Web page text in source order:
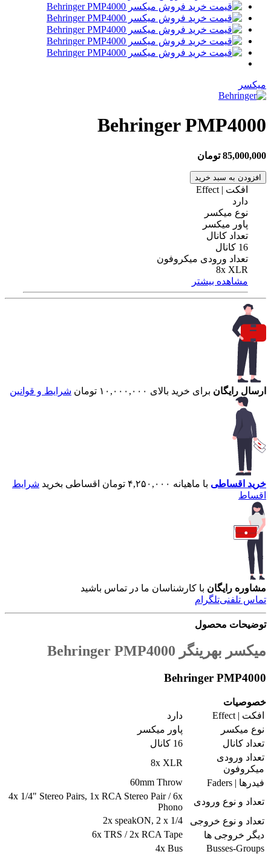
میکسر
Behringer PMP4000
85,000,000 تومان
افزودن به سبد خرید
افکت | Effect
دارد
نوع میکسر
پاور میکسر
تعداد کانال
16 کانال
تعداد ورودی میکروفون
8x XLR
مشاهده بیشتر
ارسال رایگان برای خرید بالای ۱۰,۰۰۰,۰۰۰ تومان شرایط و قوانین
خرید اقساطی با ماهیانه ۴,۲۵۰,۰۰۰ تومان اقساطی بخرید
شرایط
اقساط
مشاوره رایگان با کارشناسان ما در تماس باشید
تماس تلفنیتلگرام
توضیحات محصول
میکسر بهرینگر Behringer PMP4000
Behringer PMP4000
خصوصیات
افکت | Effect
دارد
نوع میکسر
پاور میکسر
تعداد کانال
16 کانال
تعداد ورودی
میکروفون
8x XLR
فیدرها | Faders
60mm Throw
تعداد و نوع ورودی
4x 1/4" Stereo Pairs, 1x RCA Stereo Pair / 6x
Phono
تعداد و نوع خروجی
2x speakON, 2 x 1/4
دیگر خروجی ها
6x TRS / 2x RCA Tape
Busses-Groups
4x Bus